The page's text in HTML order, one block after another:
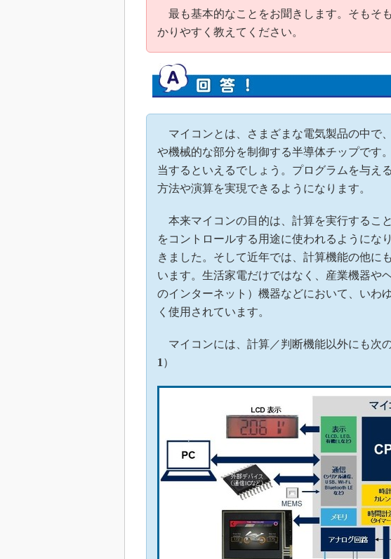
IoT時代の無線規格を知る【Z-Wave
編】
最も基本的なことをお聞きします。そもそ
かりやすく教えてください。
マイコンとは、さまざまな電気製品の中で
や機械的な部分を制御する半導体チップです
当するといえるでしょう。プログラムを与え
方法や演算を実現できるようになります。
本来マイコンの目的は、計算を実行するこ
をコントロールする用途に使われるようにな
きました。そして近年では、計算機能の他に
います。生活家電だけではなく、産業機器や
のインターネット）機器などにおいて、いわ
く使用されています。
マイコンには、計算／判断機能以外にも次
1 ）